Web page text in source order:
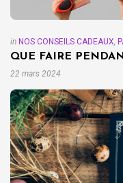
in NOS CONSEILS CADEAUX
QUE FAIRE
22 mars 2024